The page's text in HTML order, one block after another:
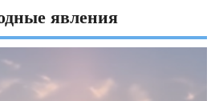
явления